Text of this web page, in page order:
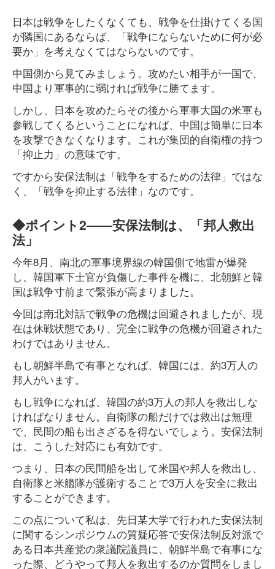
日本は戦争をしたくなくても、戦争を仕掛けてくる国
が隣国にあるならば、「戦争にならないために何が必
要か」を考えなくてはならないのです。
中国側から見てみましょう。攻めたい相手が一国で、
中国より軍事的に弱ければ戦争に勝てます。
しかし、日本を攻めたらその後から軍事大国の米軍も
参戦してくるということになれば、中国は簡単に日本
を攻撃できなくなります。これが集団的自衛権の持つ
「抑止力」の意味です。
ですから安保法制は「戦争をするための法律」ではな
く、「戦争を抑止する法律」なのです。
◆ポイント2――安保法制は、「邦人救出
法」
今年8月、南北の軍事境界線の韓国側で地雷が爆発
し、韓国軍下士官が負傷した事件を機に、北朝鮮と韓
国は戦争寸前まで緊張が高まりました。
今回は南北対話で戦争の危機は回避されましたが、現
在は休戦状態であり、完全に戦争の危機が回避された
わけではありません。
もし朝鮮半島で有事となれば、韓国には、約3万人の
邦人がいます。
もし戦争になれば、韓国の約3万人の邦人を救出しな
ければなりません。自衛隊の船だけでは救出は無理
で、民間の船も出さざるを得ないでしょう。安保法制
は、こうした対応にも有効です。
つまり、日本の民間船を出して米国や邦人を救出し、
自衛隊と米艦隊が護衛することで3万人を安全に救出
することができます。
この点について私は、先日某大学で行われた安保法制
に関するシンポジウムの質疑応答で安保法制反対派で
ある日本共産党の衆議院議員に、朝鮮半島で有事にな
った際、どうやって邦人を救出するのか質問をしまし